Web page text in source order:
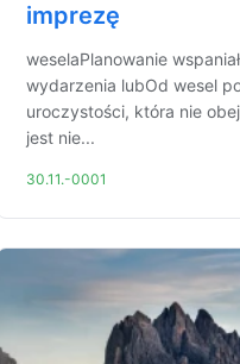
imprezę
weselaPlanowanie
wydarzenia lubOd wesel
uroczystości, która nie
jest nie...
30.11.-0001